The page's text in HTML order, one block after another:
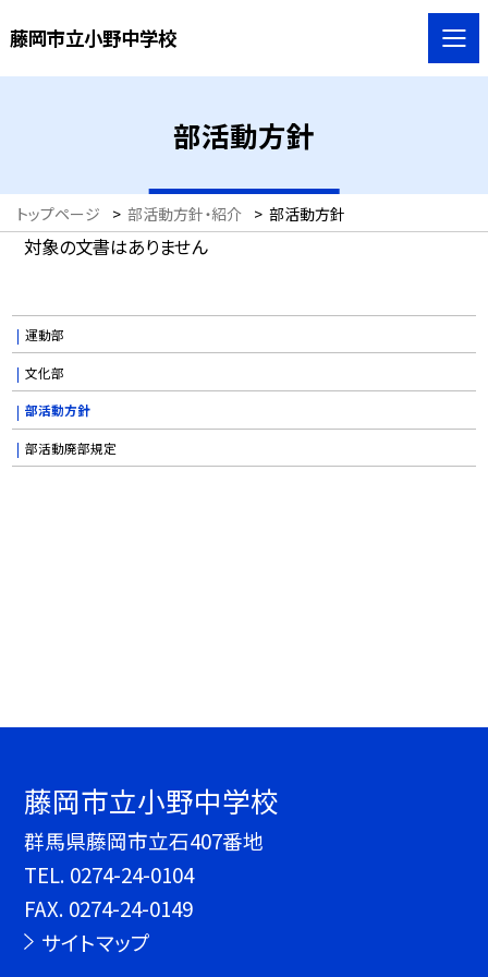
藤岡市立小野中学校
部活動方針
トップページ > 部活動方針・紹介 > 部活動方針
対象の文書はありません
運動部
文化部
部活動方針
部活動廃部規定
藤岡市立小野中学校
群馬県藤岡市立石407番地
TEL. 0274-24-0104
FAX. 0274-24-0149
サイトマップ